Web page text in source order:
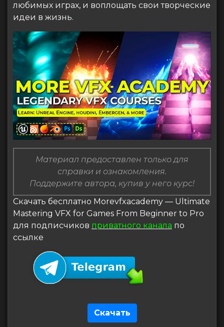
любимых играх, и воплощать свои творческие
идеи в жизнь.
Материал предоставлен только для
справки и ознакомления.
Поддержите автора, купив у него курс!
Скачать бесплатно Morevfxacademy — Ultimate
Mastering VFX for Games From Beginner to Pro
для подписчиков приватного канала по
ссылке
Скачать